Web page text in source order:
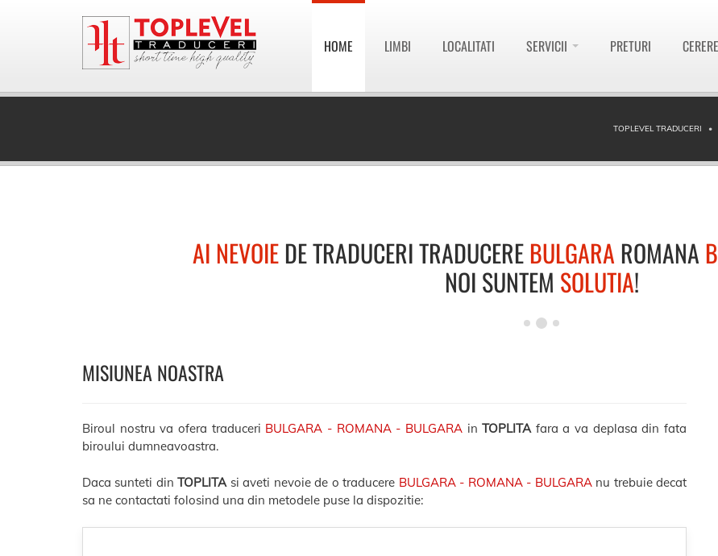
HOME LIMBI LOCALITATI SERVICII PRETURI
TOPLEVEL TRADUCERI
AI NEVOIE DE TRADUCERI TRADUCEREBULGARA ROMANA
NOI SUNTEM SOLUTIA!
MISIUNEA NOASTRA
Biroul nostru va ofera traduceri BULGARA - ROMANA - BULGARA inTOPLITAfara a va deplasa din fata
biroului dumneavoastra.
Daca sunteti dinTOPLITA si aveti nevoie de o traducere BULGARA - ROMANA - BULGARAnu trebuie decat
sa ne contactati folosind una din metodele puse la dispozitie: